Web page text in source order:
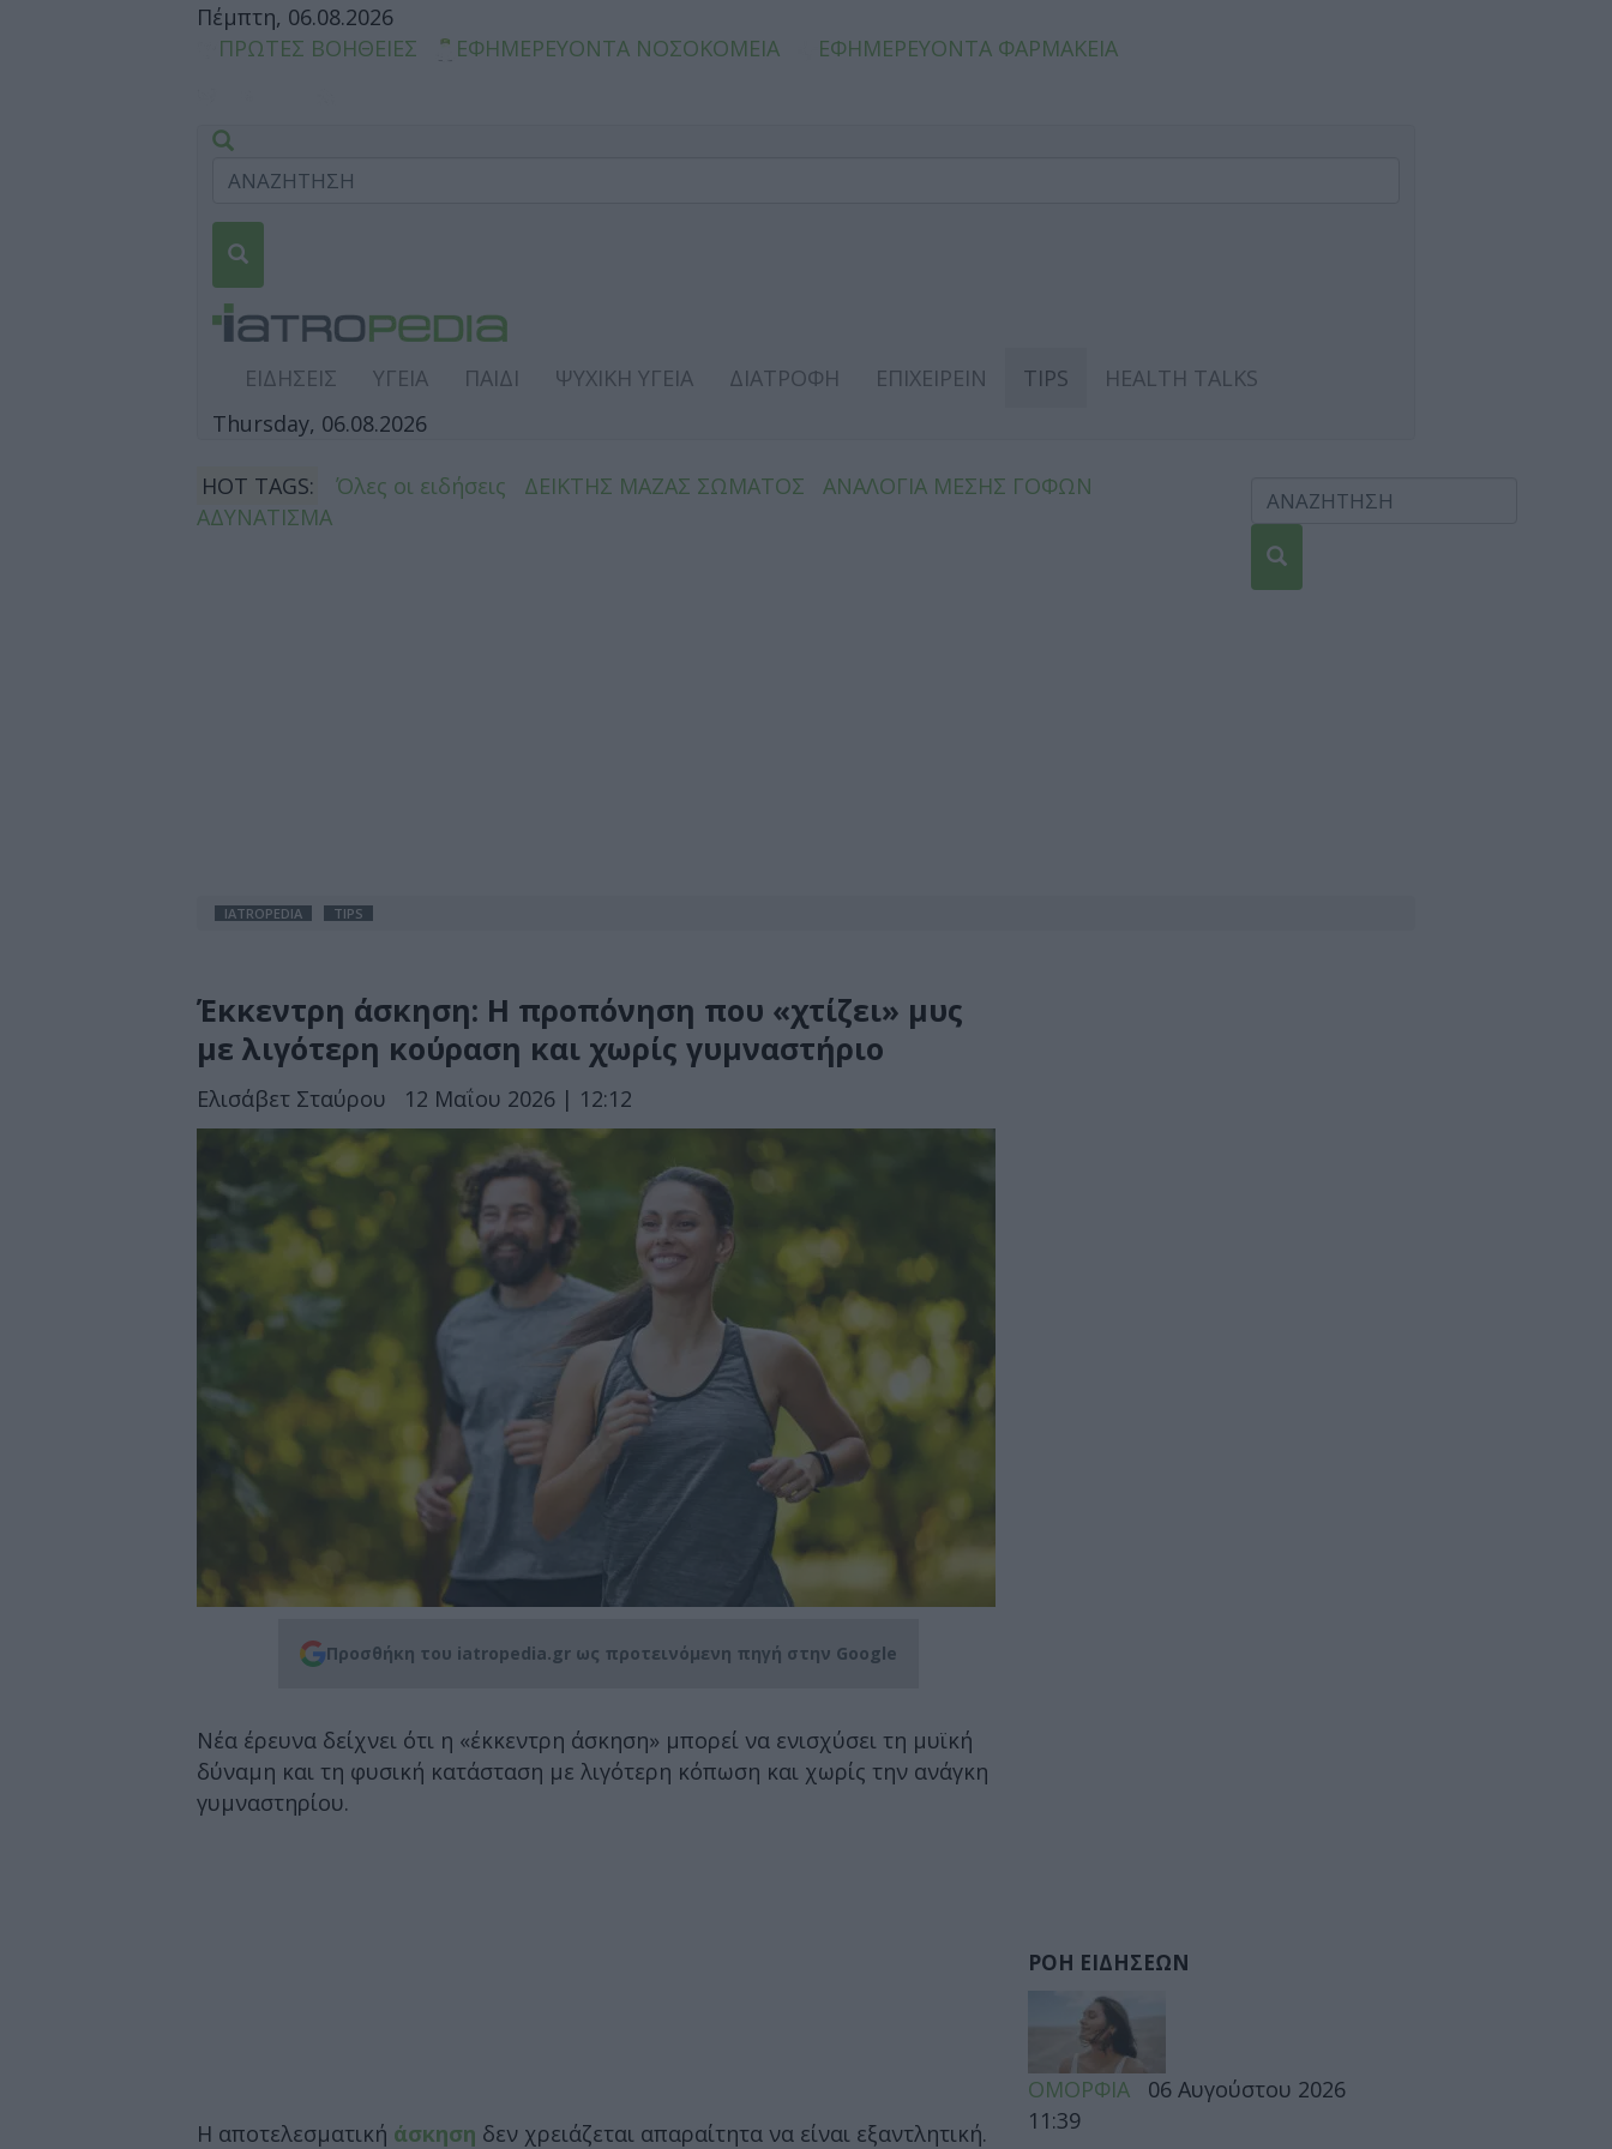
Πέμπτη, 06.08.2026
ΠΡΩΤΕΣ ΒΟΗΘΕΙΕΣ
ΕΦΗΜΕΡΕΥΟΝΤΑ ΝΟΣΟΚΟΜΕΙΑ ΕΦΗΜΕΡΕΥΟΝΤΑ ΦΑΡΜΑΚΕΙΑ
ΕΙΔΗΣΕΙΣ ΥΓΕΙΑ ΠΑΙΔΙ ΨΥΧΙΚΗ ΥΓΕΙΑ ΔΙΑΤΡΟΦΗ ΕΠΙΧΕΙΡΕΙΝ TIPS
HEALTH TALKS
Thursday, 06.08.2026
HOT TAGS: Όλες οι ειδήσεις ΔΕΙΚΤΗΣ ΜΑΖΑΣ ΣΩΜΑΤΟΣ
ΑΝΑΛΟΓΙΑ ΜΕΣΗΣ ΓΟΦΩΝ
ΑΔΥΝΑΤΙΣΜΑ
IATROPEDIA TIPS
Έκκεντρη άσκηση: Η προπόνηση που «χτίζει» μυς
με λιγότερη κούραση και χωρίς γυμναστήριο
Ελισάβετ Σταύρου 12 Μαΐου 2026 | 12:12
Προσθήκη του iatropedia.gr ως προτεινόμενη πηγή στην Google
Νέα έρευνα δείχνει ότι η «έκκεντρη άσκηση» μπορεί να ενισχύσει τη μυϊκή
δύναμη και τη φυσική κατάσταση με λιγότερη κόπωση και χωρίς την ανάγκη
γυμναστηρίου.
Η αποτελεσματική άσκηση δεν χρειάζεται απαραίτητα να είναι εξαντλητική.
ΡΟΗ ΕΙΔΗΣΕΩΝ
ΟΜΟΡΦΙΑ
06 Αυγούστου 2026
11:39